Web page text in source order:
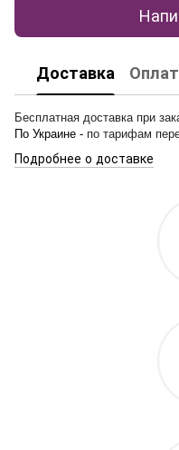
Доставка
Бесплатная доставка при
По Украине - по тарифам
Подробнее о доставке